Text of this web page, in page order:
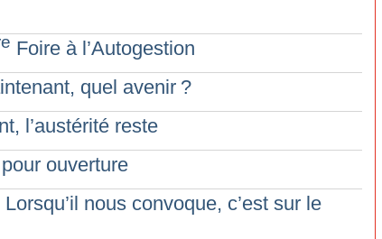
Foire à l’Autogestion
quel avenir ?
l’austérité reste
ouverture
nous convoque, c’est sur le